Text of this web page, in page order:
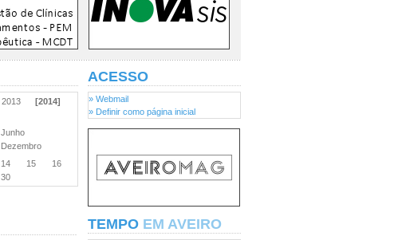
2013
[2014]
Junho
Dezembro
14 15
16
30
ACESSO
» Webmail
» Definir como página inicial
TEMPO EM AVEIRO